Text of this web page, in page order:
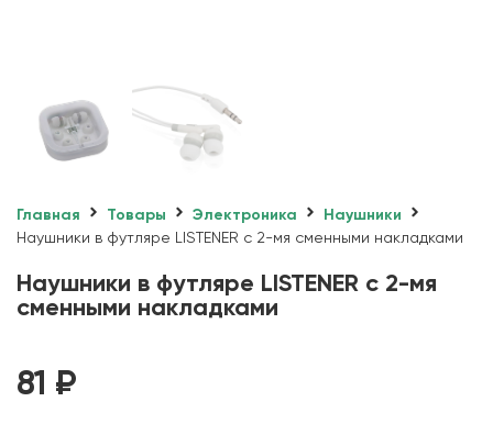
Главная Товары Электроника
Наушники
Наушники в футляре LISTENER с 2-мя сменными накладками
Наушники в футляре LISTENER с 2-мя
сменными накладками
81 ₽